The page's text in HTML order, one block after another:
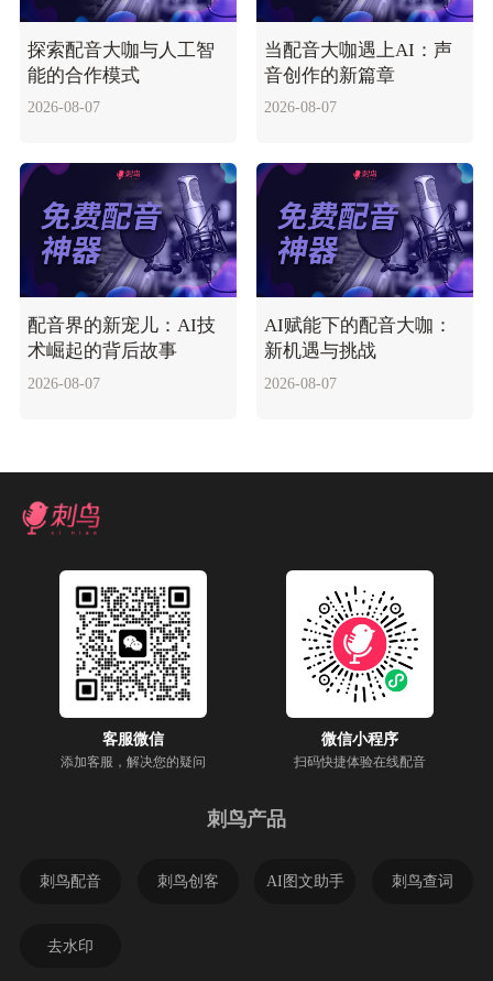
探索配音大咖与人工智
能的合作模式
2026-08-07
当配音大咖遇上AI：声
音创作的新篇章
2026-08-07
配音界的新宠儿：AI技
术崛起的背后故事
2026-08-07
AI赋能下的配音大咖：
新机遇与挑战
2026-08-07
客服微信
添加客服，解决您的疑问
微信小程序
扫码快捷体验在线配音
刺鸟产品
刺鸟配音 刺鸟创客 AI图文助手 刺鸟查词
去水印